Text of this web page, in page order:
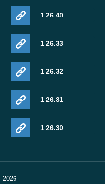
1.26.40
1.26.33
1.26.32
1.26.31
1.26.30
2026